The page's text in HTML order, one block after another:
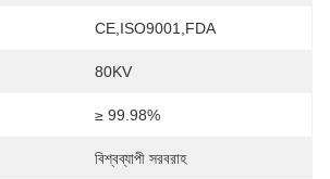
CE,ISO9001,FDA
80KV
≥ 99.98%
বিশ্বব্যাপী সরবরাহ